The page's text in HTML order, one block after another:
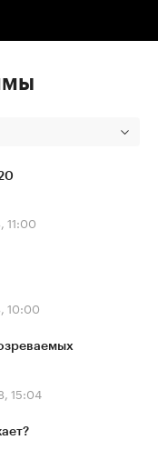
11:00
10:00
15:04